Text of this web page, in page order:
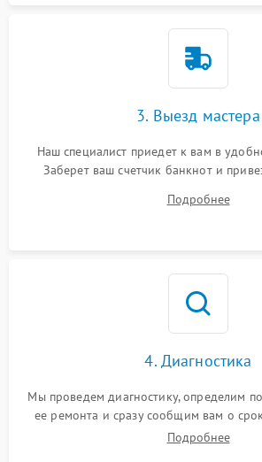
3. Выезд мастера
Наш специалист приедет к вам в
Заберет ваш счетчик банкнот и
Подробнее
4. Диагностика
Мы проведем диагностику, определим
ее ремонта и сразу сообщим вам о
Подробнее